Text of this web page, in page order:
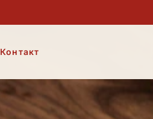
Контакт